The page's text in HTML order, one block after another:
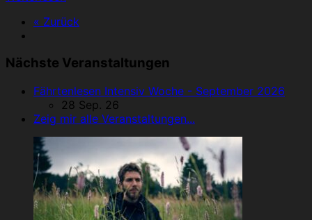
« Zurück
Nächste Veranstaltungen
Fährtenlesen Intensiv Woche - September 2026
28 Sep. 26
Zeig mir alle Veranstaltungen...